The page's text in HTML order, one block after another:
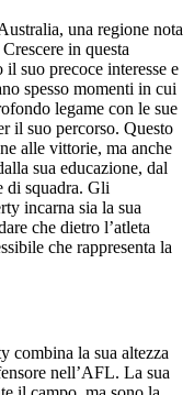
una regione nota
in questa
suo precoce interesse e
spesso momenti in cui
legame con le sue
il suo percorso. Questo
alle vittorie, ma anche
sua educazione, dal
di squadra. Gli
incarna sia la sua
che dietro l’atleta
che rappresenta la
combina la sua altezza
nell’AFL. La sua